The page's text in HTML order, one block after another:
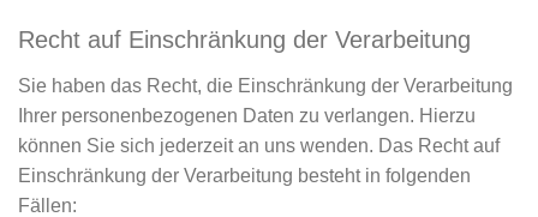
Recht auf Einschränkung der Verarbeitung
Sie haben das Recht, die Einschränkung der Verarbeitung
Ihrer personenbezogenen Daten zu verlangen. Hierzu
können Sie sich jederzeit an uns wenden. Das Recht auf
Einschränkung der Verarbeitung besteht in folgenden
Fällen: